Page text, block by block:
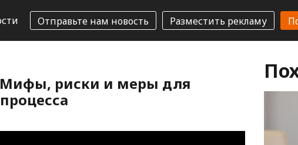
Отправьте нам новость Разместить рекламу
Мифы, риски и меры для